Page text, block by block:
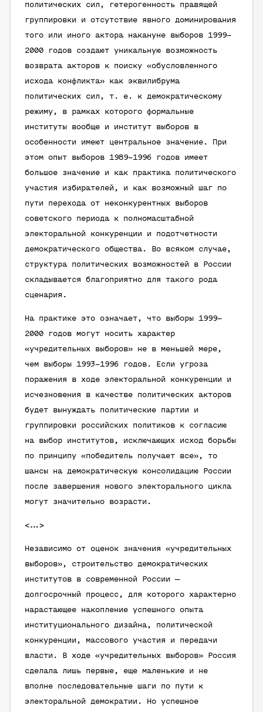
политических сил, гетерогенность правящей
группировки и отсутствие явного доминирования
того или иного актора накануне выборов 1999–
2000 годов создают уникальную возможность
возврата акторов к поиску «обусловленного
исхода конфликта» как эквилибрума
политических сил, т. е. к демократическому
режиму, в рамках которого формальные
институты вообще и институт выборов в
особенности имеют центральное значение. При
этом опыт выборов 1989–1996 годов имеет
большое значение и как практика политического
участия избирателей, и как возможный шаг по
пути перехода от неконкурентных выборов
советского периода к полномасштабной
электоральной конкуренции и подотчетности
демократического общества. Во всяком случае,
структура политических возможностей в России
складывается благоприятно для такого рода
сценария.
На практике это означает, что выборы 1999–
2000 годов могут носить характер
«учредительных выборов» не в меньшей мере,
чем выборы 1993–1996 годов. Если угроза
поражения в ходе электоральной конкуренции и
исчезновения в качестве политических акторов
будет вынуждать политические партии и
группировки российских политиков к согласию
на выбор институтов, исключающих исход борьбы
по принципу «победитель получает все», то
шансы на демократическую консолидацию России
после завершения нового электорального цикла
могут значительно возрасти.
<…>
Независимо от оценок значения «учредительных
выборов», строительство демократических
институтов в современной России —
долгосрочный процесс, для которого характерно
нарастающее накопление успешного опыта
институционального дизайна, политической
конкуренции, массового участия и передачи
власти. В ходе «учредительных выборов» Россия
сделала лишь первые, еще маленькие и не
вполне последовательные шаги по пути к
электоральной демократии. Но успешное